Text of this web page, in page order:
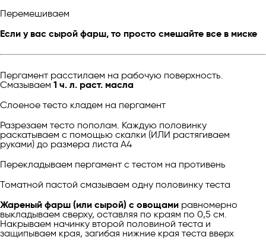
Перемешиваем
Если у вас сырой фарш, то просто смешайте все в миске
Пергамент расстилаем на рабочую поверхность.
Смазываем 1 ч. л. раст. масла
Слоеное тесто кладем на пергамент
Разрезаем тесто пополам. Каждую половинку
раскатываем с помощью скалки (ИЛИ растягиваем
руками) до размера листа А4
Перекладываем пергамент с тестом на противень
Томатной пастой смазываем одну половинку теста
Жареный фарш (или сырой) с овощами равномерно
выкладываем сверху, оставляя по краям по 0,5 см.
Накрываем начинку второй половиной теста и
защипываем края, загибая нижние края теста вверх